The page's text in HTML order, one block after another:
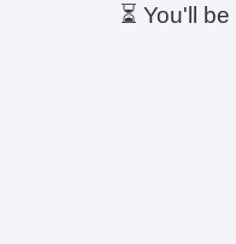
⏳ You'll